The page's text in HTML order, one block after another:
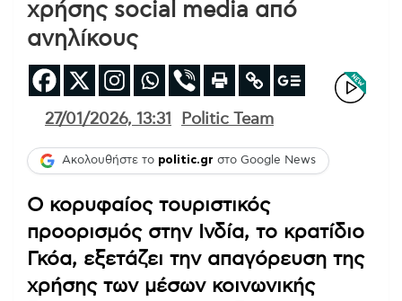
χρήσης social media από
ανηλίκους
27/01/2026, 13:31 Politic Team
Ακολουθήστε το politic.gr στο Google News
Ο κορυφαίος τουριστικός
προορισμός στην Ινδία, το κρατίδιο
Γκόα, εξετάζει την απαγόρευση της
χρήσης των μέσων κοινωνικής